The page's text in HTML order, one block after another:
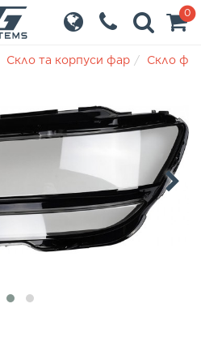
0
Скло та корпуси фар Скло